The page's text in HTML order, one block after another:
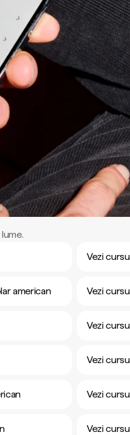
Vezi
american Vezi
Vezi
Vezi
Vezi
Vezi